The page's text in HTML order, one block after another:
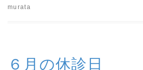
murata
６月の休診日